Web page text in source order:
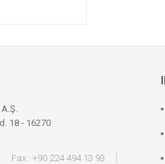
18 - 16270
Fax : +90 224 494 13 93